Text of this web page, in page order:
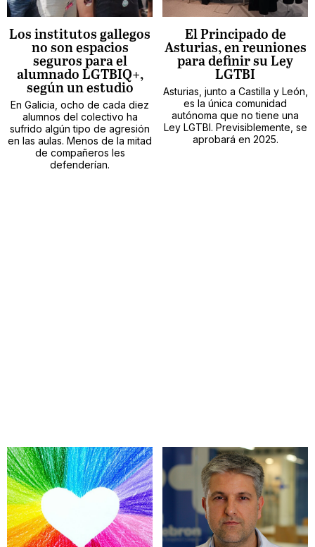
Los institutos gallegos
no son espacios
seguros para el
alumnado LGTBIQ+,
según un estudio
En Galicia, ocho de cada diez
alumnos del colectivo ha
sufrido algún tipo de agresión
en las aulas. Menos de la mitad
de compañeros les
defenderían.
El Principado de
Asturias, en reuniones
para definir su Ley
LGTBI
Asturias, junto a Castilla y León,
es la única comunidad
autónoma que no tiene una
Ley LGTBI. Previsiblemente, se
aprobará en 2025.